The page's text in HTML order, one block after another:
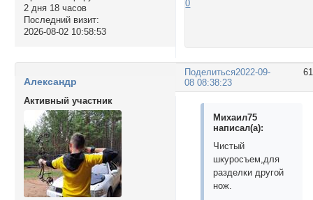
2 дня 18 часов
Последний визит:
2026-08-02 10:58:53
0
Поделиться2022-09-
08 08:38:23
Александр
Активный участник
Михаил75
написал(а):
Чистый
шкуросъем,для
разделки другой
нож.